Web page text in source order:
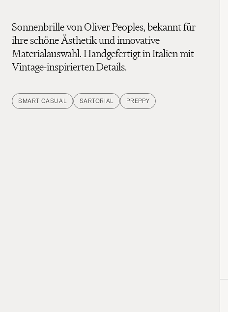
Sonnenbrille von Oliver Peoples, bekannt für
ihre schöne Ästhetik und innovative
Materialauswahl. Handgefertigt in Italien mit
Vintage-inspirierten Details.
SMART CASUAL SARTORIAL PREPPY